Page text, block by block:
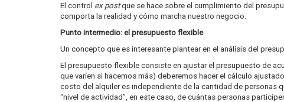
El control ex postque se hace sobre el cumplimiento del
comporta la realidad y cómo marcha nuestro negocio.
Punto intermedio: el presupuesto flexible
Un concepto que es interesante plantear en el análisis del
El presupuesto flexible consiste en ajustar el presupuesto de
que varíen si hacemos más) deberemos hacer el cálculo
costo del alquiler es independiente de la cantidad de personas
“nivel de actividad”, en este caso, de cuántas personas